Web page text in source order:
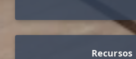
Recursos